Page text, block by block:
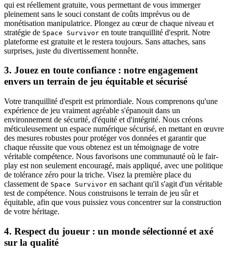
qui est réellement gratuite, vous permettant de vous immerger
pleinement sans le souci constant de coûts imprévus ou de
monétisation manipulatrice. Plongez au cœur de chaque niveau et
stratégie de Space Survivor en toute tranquillité d'esprit. Notre
plateforme est gratuite et le restera toujours. Sans attaches, sans
surprises, juste du divertissement honnête.
3. Jouez en toute confiance : notre engagement
envers un terrain de jeu équitable et sécurisé
Votre tranquillité d'esprit est primordiale. Nous comprenons qu'une
expérience de jeu vraiment agréable s'épanouit dans un
environnement de sécurité, d'équité et d'intégrité. Nous créons
méticuleusement un espace numérique sécurisé, en mettant en œuvre
des mesures robustes pour protéger vos données et garantir que
chaque réussite que vous obtenez est un témoignage de votre
véritable compétence. Nous favorisons une communauté où le fair-
play est non seulement encouragé, mais appliqué, avec une politique
de tolérance zéro pour la triche. Visez la première place du
classement de Space Survivor en sachant qu'il s'agit d'un véritable
test de compétence. Nous construisons le terrain de jeu sûr et
équitable, afin que vous puissiez vous concentrer sur la construction
de votre héritage.
4. Respect du joueur : un monde sélectionné et axé
sur la qualité